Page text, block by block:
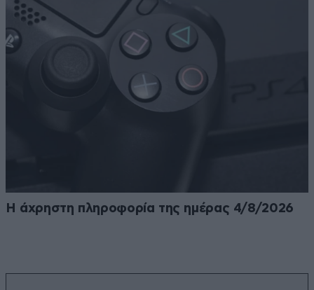
Η άχρηστη πληροφορία της ημέρας 4/8/2026